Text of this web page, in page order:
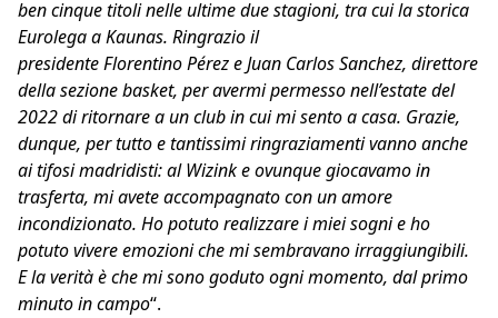
ben cinque titoli nelle ultime due stagioni, tra cui la storica
Eurolega a Kaunas. Ringrazio il
presidente Florentino Pérez e Juan Carlos Sanchez, direttore
della sezione basket, per avermi permesso nell’estate del
2022 di ritornare a un club in cui mi sento a casa. Grazie,
dunque, per tutto e tantissimi ringraziamenti vanno anche
ai tifosi madridisti: al Wizink e ovunque giocavamo in
trasferta, mi avete accompagnato con un amore
incondizionato. Ho potuto realizzare i miei sogni e ho
potuto vivere emozioni che mi sembravano irraggiungibili.
E la verità è che mi sono goduto ogni momento, dal primo
minuto in campo“.